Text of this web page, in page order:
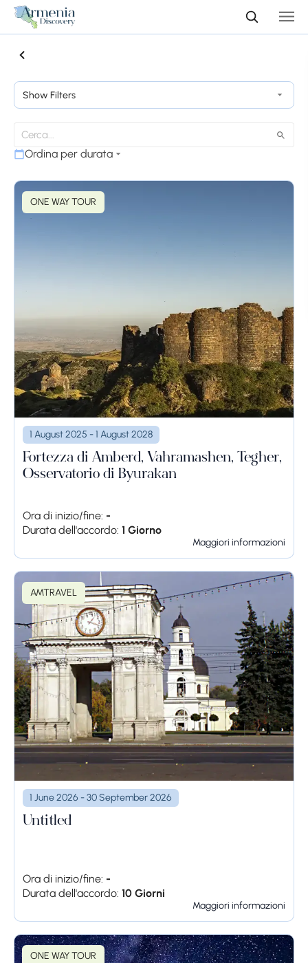
Show Filters
Ordina per durata
ONE WAY TOUR
1 August 2025 - 1 August 2028
Fortezza di Amberd, Vahramashen, Tegher,
Osservatorio di Byurakan
Ora di inizio/fine: -
Durata dell'accordo: 1 Giorno
Maggiori informazioni
AMTRAVEL
1 June 2026 - 30 September 2026
Untitled
Ora di inizio/fine: -
Durata dell'accordo: 10 Giorni
Maggiori informazioni
ONE WAY TOUR